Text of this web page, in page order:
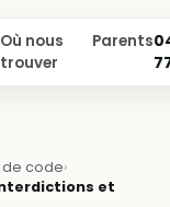
Où nous
trouver
Parents
de code›
et